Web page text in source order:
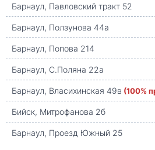
Барнаул, Павловский тракт 52
Барнаул, Ползунова 44а
Барнаул, Попова 214
Барнаул, С.Поляна 22а
Барнаул, Власихинская 49в (100%
Бийск, Митрофанова 2б
Барнаул, Проезд Южный 25